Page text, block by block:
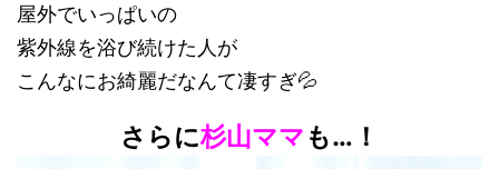
屋外でいっぱいの
紫外線を浴び続けた人が
こんなにお綺麗だなんて凄すぎ💦
さらに杉山ママ も…！